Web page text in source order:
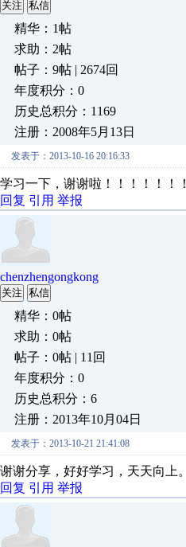
关注 私信
精华：1帖
求助：2帖
帖子：9帖 | 2674回
年度积分：0
历史总积分：1169
注册：2008年5月13日
发表于：2013-10-16 20:16:33
学习一下，谢谢啦！！！！！！！
回复 引用 举报
chenzhengongkong
关注 私信
精华：0帖
求助：0帖
帖子：0帖 | 11回
年度积分：0
历史总积分：6
注册：2013年10月04日
发表于：2013-10-21 21:41:08
谢谢分享，好好学习，天天向上。
回复 引用 举报